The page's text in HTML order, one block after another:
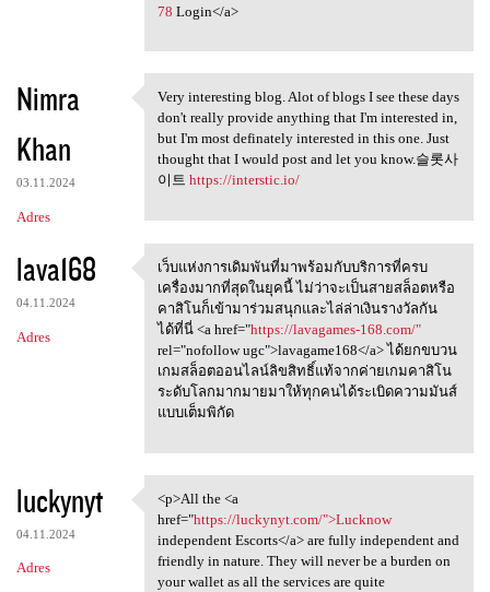
78 Login</a>
Nimra
Khan
03.11.2024
Adres
Very interesting blog. Alot
Very interesting blog. Alot of blogs I see these days
don't really provide anything that I'm interested in,
but I'm most definately interested in this one. Just
thought that I would post and let you know.슬롯사
이트 https://interstic.io/
lava168
04.11.2024
Adres
เว็บแห่งการเดิมพันที่มาพร้อมก
เว็บแห่งการเดิมพันที่มาพร้อมกับบริการที่ครบ
เครื่องมากที่สุดในยุคนี้ ไม่ว่าจะเป็นสายสล็อตหรือ
คาสิโนก็เข้ามาร่วมสนุกและไล่ล่าเงินรางวัลกัน
ได้ที่นี่ <a href="https://lavagames-168.com/"
rel="nofollow ugc">lavagame168</a> ได้ยกขบวน
เกมสล็อตออนไลน์ลิขสิทธิ์แท้จากค่ายเกมคาสิโน
ระดับโลกมากมายมาให้ทุกคนได้ระเบิดความมันส์
แบบเต็มพิกัด
luckynyt
04.11.2024
Adres
<p>All the <a href="https:/
<p>All the <a
href="https://luckynyt.com/">Lucknow
independent Escorts</a> are fully independent and
friendly in nature. They will never be a burden on
your wallet as all the services are quite